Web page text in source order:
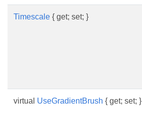
Timescale { get; set; }
virtual UseGradientBrush { get; set; }